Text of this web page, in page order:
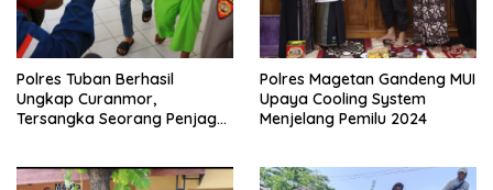
Polres Tuban Berhasil
Ungkap Curanmor,
Tersangka Seorang Penjaga
Polres Magetan Gandeng MUI
Upaya Cooling System
Menjelang Pemilu 2024